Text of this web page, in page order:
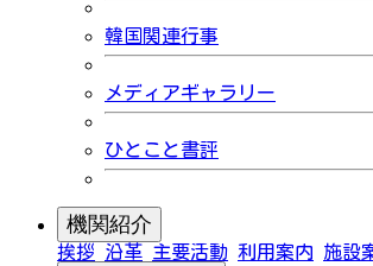
韓国関連行事
メディアギャラリー
ひとこと書評
機関紹介
挨拶 沿革 主要活動 利用案内 施設